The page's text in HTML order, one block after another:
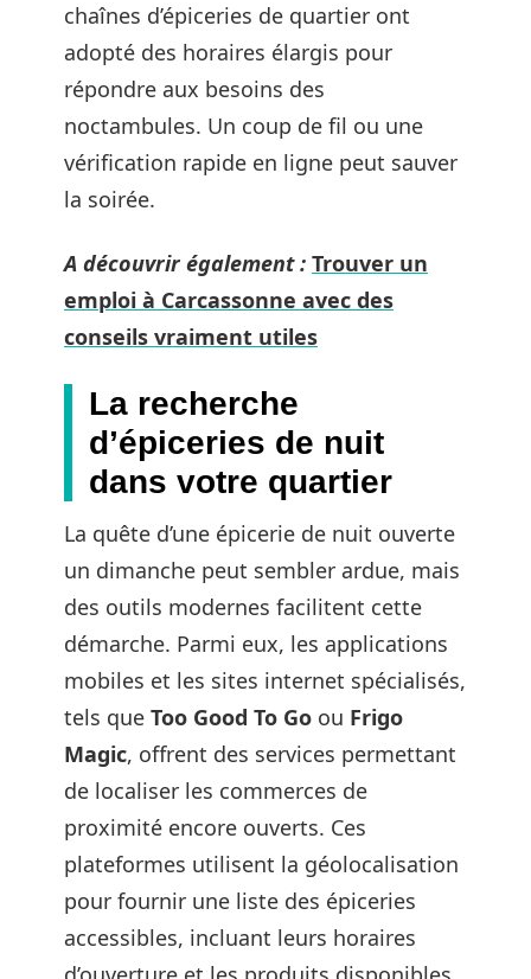
chaînes d’épiceries de quartier ont
adopté des horaires élargis pour
répondre aux besoins des
noctambules. Un coup de fil ou une
vérification rapide en ligne peut sauver
la soirée.
A découvrir également : Trouver un
emploi à Carcassonne avec des
conseils vraiment utiles
La recherche
d’épiceries de nuit
dans votre quartier
La quête d’une épicerie de nuit ouverte
un dimanche peut sembler ardue, mais
des outils modernes facilitent cette
démarche. Parmi eux, les applications
mobiles et les sites internet spécialisés,
tels que Too Good To Go ou Frigo
Magic, offrent des services permettant
de localiser les commerces de
proximité encore ouverts. Ces
plateformes utilisent la géolocalisation
pour fournir une liste des épiceries
accessibles, incluant leurs horaires